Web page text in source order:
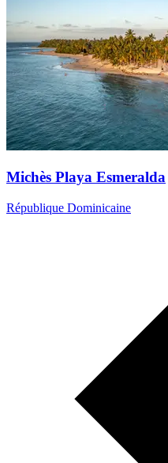
Michès Playa Esmeralda
République Dominicaine